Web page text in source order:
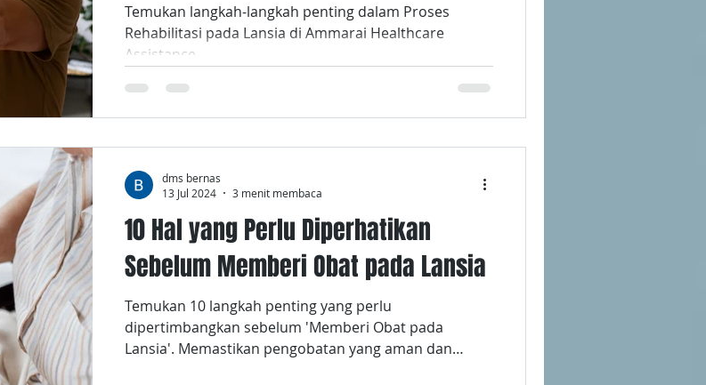
Temukan langkah-langkah penting dalam Proses
Rehabilitasi pada Lansia di Ammarai Healthcare
Assistance.
10 Hal yang Perlu Diperhatikan
Sebelum Memberi Obat pada Lansia
Temukan 10 langkah penting yang perlu
dipertimbangkan sebelum 'Memberi Obat pada
Lansia'. Memastikan pengobatan yang aman dan
dms bernas
13 Jul 2024
3 menit membaca